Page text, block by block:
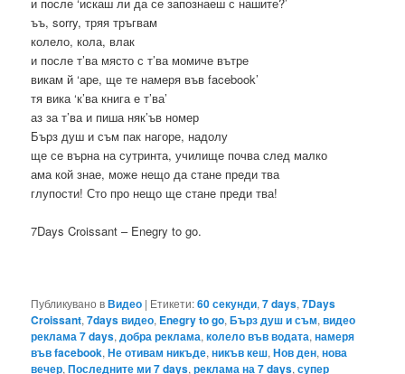
ъъ, sorry, тряя тръгвам
колело, кола, влак
и после т’ва място с т’ва момиче вътре
викам й ‘аре, ще те намеря във facebook’
тя вика ‘к’ва книга е т’ва’
аз за т’ва и пиша няк’ъв номер
Бърз душ и съм пак нагоре, надолу
ще се върна на сутринта, училище почва след малко
ама кой знае, може нещо да стане преди тва
глупости! Сто про нещо ще стане преди тва!
7Days Croissant – Enegry to go.
Публикувано вВидео | Етикети:60 секунди,7 days,7Days
Croissant,7days видео, Enegry to go,Бърз душ и съм,видео
реклама 7 days,добра реклама,колело във водата,намеря
във facebook,Не отивам никъде,никъв кеш,Нов ден,нова
вечер,Последните ми 7 days,реклама на 7 days,супер